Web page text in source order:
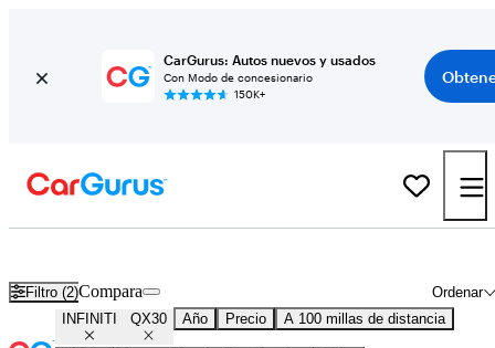
CarGurus: Autos nuevos y usados
Con Modo de concesionario
150K+
Filtro (2) Ordenar
Compara
INFINITI QX30 Año Precio A 100 millas de distancia